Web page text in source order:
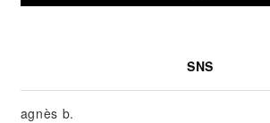
SNS
agnès b.